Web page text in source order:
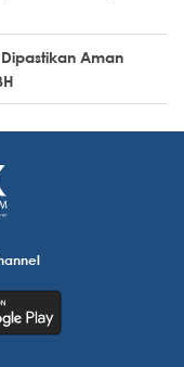
Aman